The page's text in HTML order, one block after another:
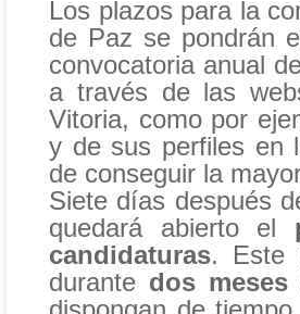
Los plazos para la
de Paz se pondrán
convocatoria anual
a través de las
Vitoria, como por
y de sus perfiles en
de conseguir la
Siete días después
quedará abierto el
candidaturas. Este
durante dos meses